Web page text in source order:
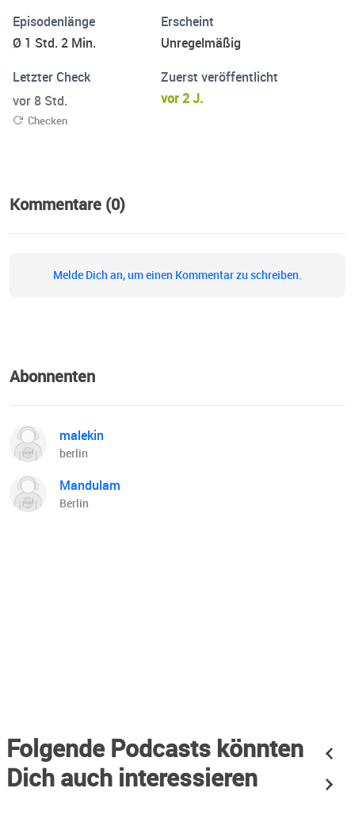
älterer Frauen auf sozialen Medien und digitalen
Plattformen präsent gemacht.
Episodenlänge
Ø 1 Std. 2 Min.
Erscheint
Unregelmäßig
Letzter Check
vor 8 Std.
Checken
Zuerst veröffentlicht
vor 2 J.
Kommentare (0)
Melde Dich an, um einen Kommentar zu schreiben.
Abonnenten
malekin
berlin
Mandulam
Berlin
Folgende Podcasts könnten
Dich auch interessieren